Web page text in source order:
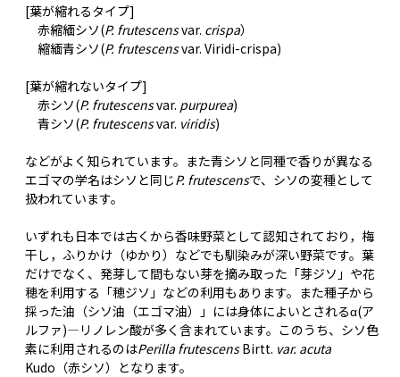
[葉が縮れるタイプ]
赤縮緬シソ(P. frutescensvar. crispa）
縮緬青シソ(P. frutescensvar. Viridi-crispa)
[葉が縮れないタイプ]
赤シソ(P. frutescensvar. purpurea)
青シソ(P. frutescensvar. viridis)
などがよく知られています。また青シソと同種で香りが異なる
エゴマの学名はシソと同じP. frutescensで、シソの変種として
扱われています。
いずれも日本では古くから香味野菜として認知されており，梅
干し，ふりかけ（ゆかり）などでも馴染みが深い野菜です。葉
だけでなく、発芽して間もない芽を摘み取った「芽ジソ」や花
穂を利用する「穂ジソ」などの利用もあります。また種子から
採った油（シソ油（エゴマ油）」には身体によいとされるα(ア
ルファ)―リノレン酸が多く含まれています。このうち、シソ色
素に利用されるのはPerilla frutescensBirtt. var. acuta
Kudo（赤シソ）となります。